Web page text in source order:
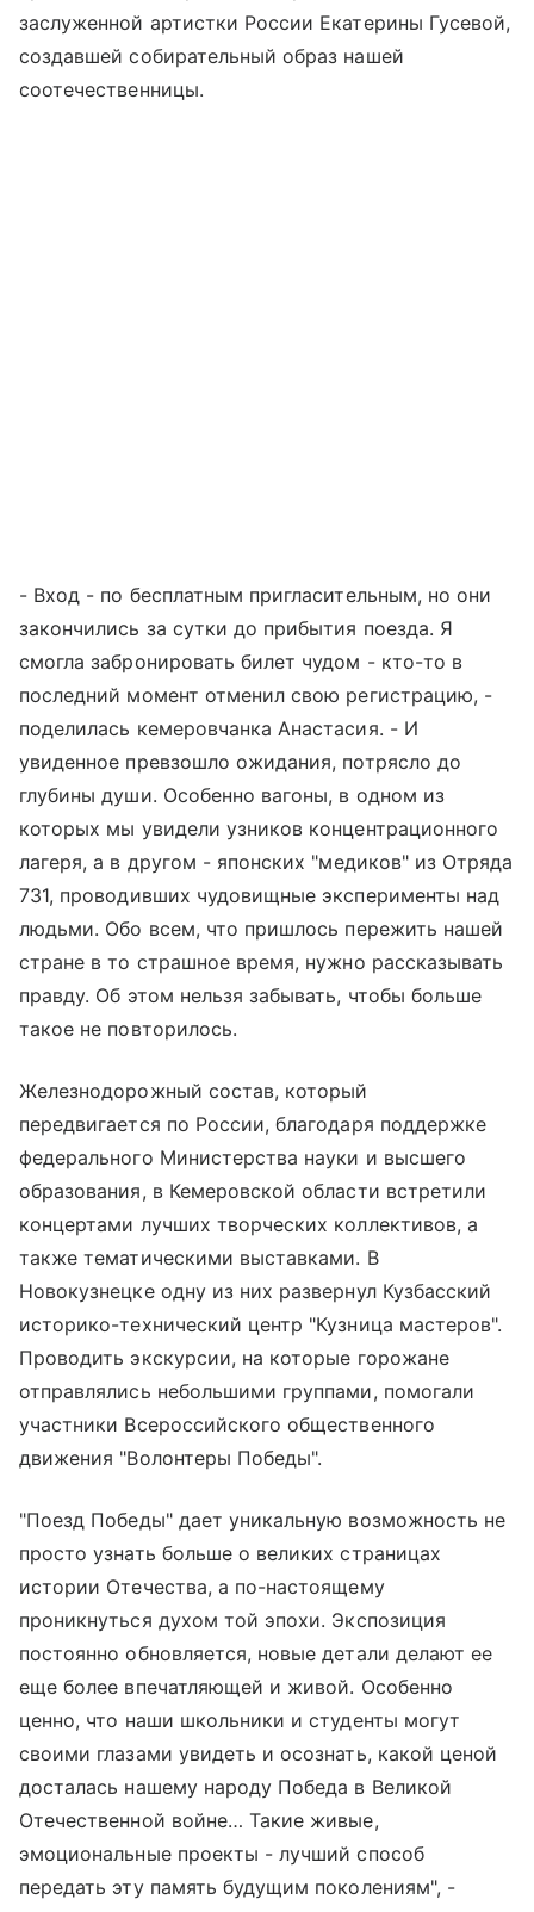
заслуженной артистки России Екатерины Гусевой,
создавшей собирательный образ нашей
соотечественницы.
- Вход - по бесплатным пригласительным, но они
закончились за сутки до прибытия поезда. Я
смогла забронировать билет чудом - кто-то в
последний момент отменил свою регистрацию, -
поделилась кемеровчанка Анастасия. - И
увиденное превзошло ожидания, потрясло до
глубины души. Особенно вагоны, в одном из
которых мы увидели узников концентрационного
лагеря, а в другом - японских "медиков" из Отряда
731, проводивших чудовищные эксперименты над
людьми. Обо всем, что пришлось пережить нашей
стране в то страшное время, нужно рассказывать
правду. Об этом нельзя забывать, чтобы больше
такое не повторилось.
Железнодорожный состав, который
передвигается по России, благодаря поддержке
федерального Министерства науки и высшего
образования, в Кемеровской области встретили
концертами лучших творческих коллективов, а
также тематическими выставками. В
Новокузнецке одну из них развернул Кузбасский
историко-технический центр "Кузница мастеров".
Проводить экскурсии, на которые горожане
отправлялись небольшими группами, помогали
участники Всероссийского общественного
движения "Волонтеры Победы".
"Поезд Победы" дает уникальную возможность не
просто узнать больше о великих страницах
истории Отечества, а по-настоящему
проникнуться духом той эпохи. Экспозиция
постоянно обновляется, новые детали делают ее
еще более впечатляющей и живой. Особенно
ценно, что наши школьники и студенты могут
своими глазами увидеть и осознать, какой ценой
досталась нашему народу Победа в Великой
Отечественной войне… Такие живые,
эмоциональные проекты - лучший способ
передать эту память будущим поколениям", -